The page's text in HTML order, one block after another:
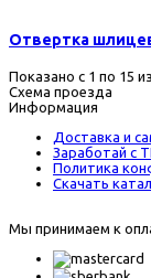
Отвертка
Показано с 1 по 15
Схема проезда
Информация
Доставка и
Заработай с
Политика
Скачать
Мы принимаем к